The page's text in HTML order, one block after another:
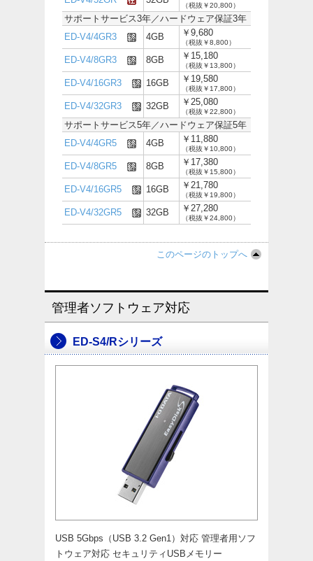
（税抜￥20,800）
サポートサービス3年／ハードウェア保証3年
ED-V4/4GR3
4GB ￥9,680
（税抜￥8,800）
ED-V4/8GR3 8GB ￥15,180
（税抜￥13,800）
ED-V4/16GR3 16GB ￥19,580
（税抜￥17,800）
ED-V4/32GR3 32GB ￥25,080
（税抜￥22,800）
サポートサービス5年／ハードウェア保証5年
ED-V4/4GR5
4GB ￥11,880
（税抜￥10,800）
ED-V4/8GR5 8GB ￥17,380
（税抜￥15,800）
ED-V4/16GR5 16GB ￥21,780
（税抜￥19,800）
ED-V4/32GR5 32GB ￥27,280
（税抜￥24,800）
このページのトップへ
管理者ソフトウェア対応
ED-S4/Rシリーズ
USB 5Gbps（USB 3.2 Gen1）対応 管理者用ソフ
トウェア対応 セキュリティUSBメモリー